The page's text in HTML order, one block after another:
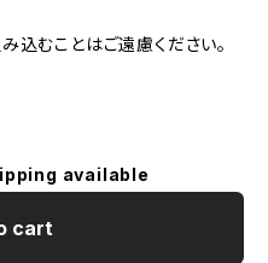
込むことはご遠慮ください。
available
cart